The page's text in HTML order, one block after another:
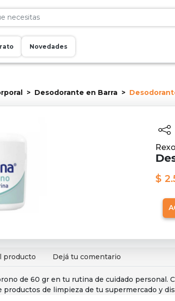
Novedades
Desodorante en Barra
$
producto Dejá tu comentario
de 60 gr en tu rutina de cuidado personal.
de limpieza de tu supermercado y